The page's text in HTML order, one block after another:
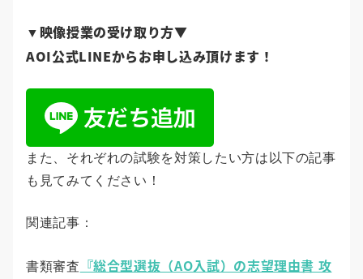
▼ 映像授業の受け取り方▼
AOI公式LINEからお申し込み頂けます！
また、それぞれの試験を対策したい方は以下の記事
も見てみてください！
関連記事：
書類審査 『総合型選抜（AO入試）の志望理由書 攻